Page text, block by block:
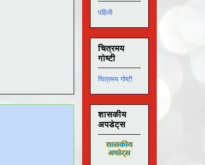
पहिली
चित्रमय
गोष्टी
चित्रमय गोष्टी
शासकीय
अपडेट्स